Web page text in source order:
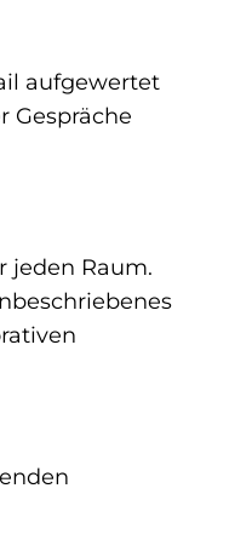
aufgewertet
Gespräche
jeden Raum.